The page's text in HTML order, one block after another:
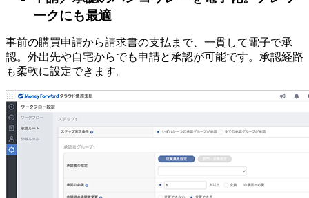
ークにも最適
事前の購買申請から請求書の支払まで、一貫して電子で承
認。外出先や自宅からでも申請と承認が可能です。承認経路
も柔軟に設定できます。